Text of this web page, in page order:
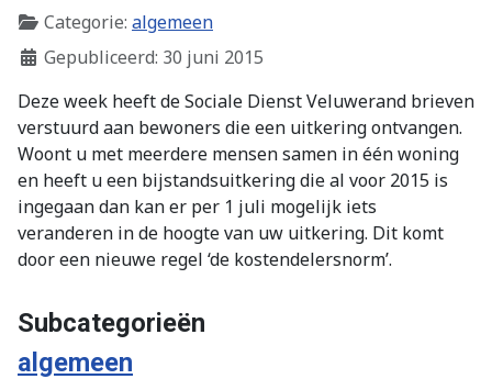
Categorie: algemeen
Gepubliceerd: 30 juni 2015
Deze week heeft de Sociale Dienst Veluwerand brieven
verstuurd aan bewoners die een uitkering ontvangen.
Woont u met meerdere mensen samen in één woning
en heeft u een bijstandsuitkering die al voor 2015 is
ingegaan dan kan er per 1 juli mogelijk iets
veranderen in de hoogte van uw uitkering. Dit komt
door een nieuwe regel ‘de kostendelersnorm’.
Subcategorieën
algemeen